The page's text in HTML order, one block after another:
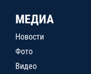
МЕДИА
Новости
Фото
Видео